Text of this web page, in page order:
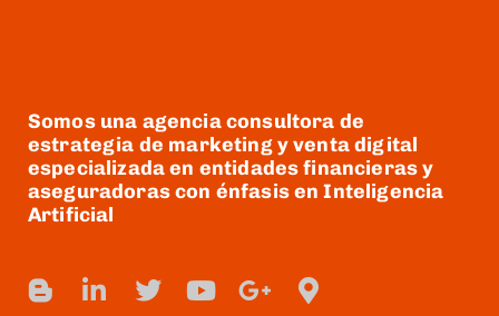
Somos una agencia consultora de
estrategia de marketing y venta digital
especializada en entidades financieras y
aseguradoras con énfasis en Inteligencia
Artificial